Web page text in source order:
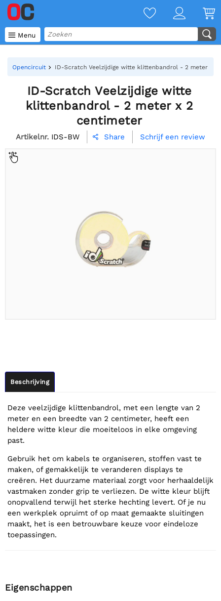
 Menu
Opencircuit ID-Scratch Veelzijdige witte klittenbandrol - 2 meter x 2
ID-Scratch Veelzijdige witte
klittenbandrol - 2 meter x 2
centimeter
Artikelnr. IDS-BW  Share Schrijf een review
Beschrijving
Deze veelzijdige klittenbandrol, met een lengte van 2
meter en een breedte van 2 centimeter, heeft een
heldere witte kleur die moeiteloos in elke omgeving
past.
Gebruik het om kabels te organiseren, stoffen vast te
maken, of gemakkelijk te veranderen displays te
creëren. Het duurzame materiaal zorgt voor herhaaldelijk
vastmaken zonder grip te verliezen. De witte kleur blijft
onopvallend terwijl het sterke hechting levert. Of je nu
een werkplek opruimt of op maat gemaakte sluitingen
maakt, het is een betrouwbare keuze voor eindeloze
toepassingen.
Eigenschappen